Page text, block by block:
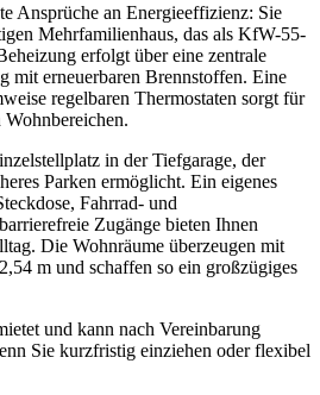
Ansprüche an Energieeffizienz: Sie
Mehrfamilienhaus, das als KfW-55-
erfolgt über eine zentrale
mit erneuerbaren Brennstoffen. Eine
regelbaren Thermostaten sorgt für
in der Tiefgarage, der
Parken ermöglicht. Ein eigenes
Fahrrad- und
Zugänge bieten Ihnen
Die Wohnräume überzeugen mit
m und schaffen so ein großzügiges
und kann nach Vereinbarung
Sie kurzfristig einziehen oder flexibel